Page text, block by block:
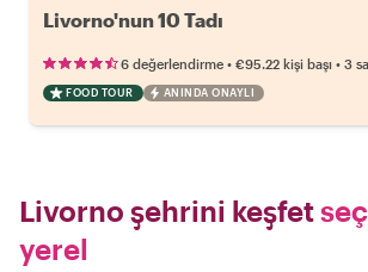
Livorno'nun 10 Tadı
6 değerlendirme • €95.22 kişi başı • 3
FOOD TOUR ANINDA ONAYLI
Livorno şehrini keşfet
yerel